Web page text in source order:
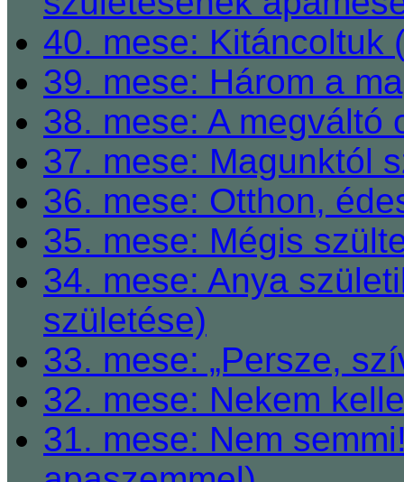
40. mese: Kitáncoltuk
39. mese: Három a
38. mese: A megváltó
37. mese: Magunktól
36. mese: Otthon,
35. mese: Mégis
34. mese: Anya
születése)
33. mese: „Persze,
32. mese: Nekem
31. mese: Nem